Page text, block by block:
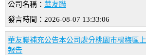
公司名稱： 華友聯
發言時間：2026-08-07 13:33:06
華友聯補充公告本公司處分桃園市楊梅區
報告